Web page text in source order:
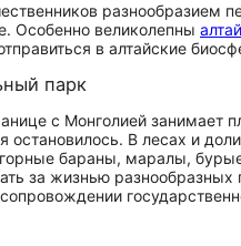
Особенно великолепны
в алтайские
парк
с Монголией занимает
В лесах и
бараны, маралы,
за жизнью